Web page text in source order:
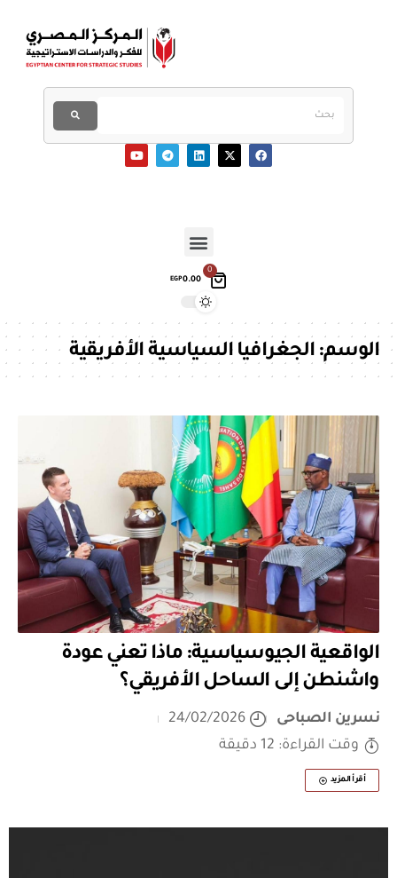
0
EGP0.00
الوسم:الجغرافيا السياسية الأفريقية
الواقعية الجيوسياسية: ماذا تعني عودة
واشنطن إلى الساحل الأفريقي؟
نسرين الصباحى
24/02/2026
وقت القراءة: 12 دقيقة
أقرأ المزيد